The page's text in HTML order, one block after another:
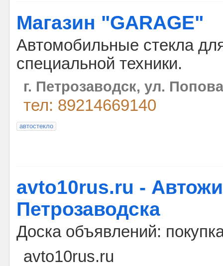
Магазин "GARAGE"
Автомобильные стекла
специальной техники.
г. Петрозаводск, ул.
тел: 89214669140
автостекло
avto10rus.ru -
Петрозаводска
Доска объявлений:
avto10rus.ru